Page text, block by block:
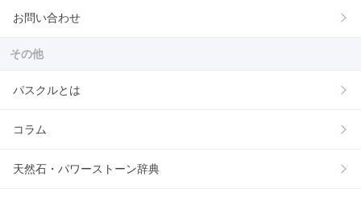
お問い合わせ
その他
パスクルとは
コラム
天然石・パワーストーン辞典